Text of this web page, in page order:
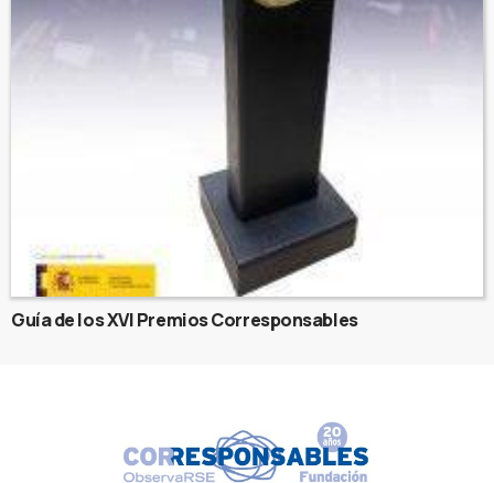
Guía de los XVI Premios Corresponsables